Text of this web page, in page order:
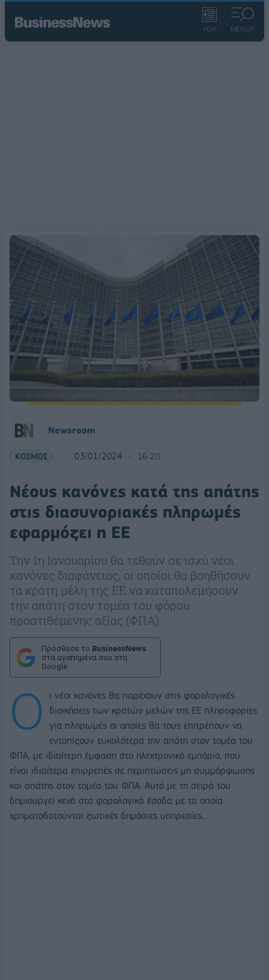
ΡΟΗ ΜΕΝΟΥ
Newsroom
ΚΟΣΜΟΣ 03/01/2024 16:20
Νέους κανόνες κατά της απάτης
στις διασυνοριακές πληρωμές
εφαρμόζει η ΕΕ
Την 1η Ιανουαρίου θα τεθούν σε ισχύ νέοι
κανόνες διαφάνειας, οι οποίοι θα βοηθήσουν
τα κράτη μέλη της ΕΕ να καταπολεμήσουν
την απάτη στον τομέα του φόρου
προστιθέμενης αξίας (ΦΠΑ).
Πρόσθεσε το BusinessNews
στα αγαπημένα σου στη
Google
Ο
ι νέοι κανόνες θα παρέχουν στις φορολογικές
διοικήσεις των κρατών μελών της ΕΕ πληροφορίες
για πληρωμές οι οποίες θα τους επιτρέπουν να
εντοπίζουν ευκολότερα την απάτη στον τομέα του
ΦΠΑ, με ιδιαίτερη έμφαση στο ηλεκτρονικό εμπόριο, που
είναι ιδιαίτερα επιρρεπές σε περιπτώσεις μη συμμόρφωσης
και απάτης στον τομέα του ΦΠΑ. Αυτό με τη σειρά του
δημιουργεί κενά στα φορολογικά έσοδα με τα οποία
χρηματοδοτούνται ζωτικές δημόσιες υπηρεσίες.